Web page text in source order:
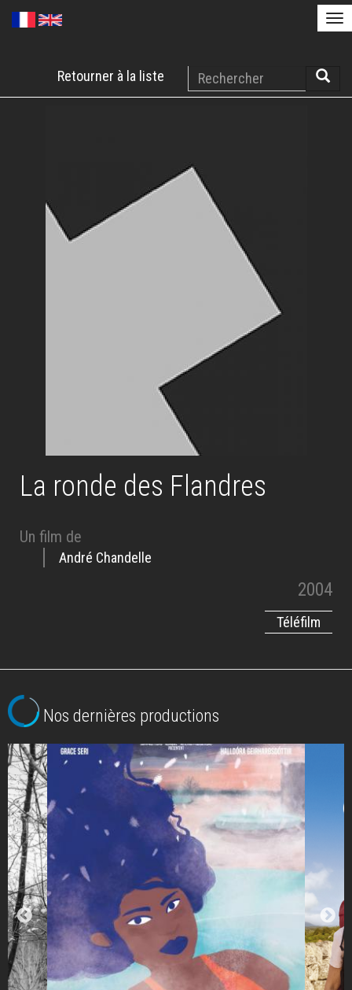
contenu
Retourner à la liste
Rechercher
La ronde des Flandres
Un film de
André Chandelle
2004
Téléfilm
Nos dernières productions